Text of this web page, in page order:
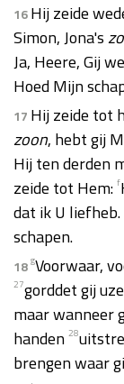
16Hij zeide
Simon, Jona's
Ja, Heere, Gij
Hoed Mijn
17 Hij zeide tot
zoon, hebt gij
Hij ten derden
zeide tot Hem: f
dat ik U
schapen.
18 gVoorwaar,
27gorddet gij
maar wanneer
handen 28
brengen waar